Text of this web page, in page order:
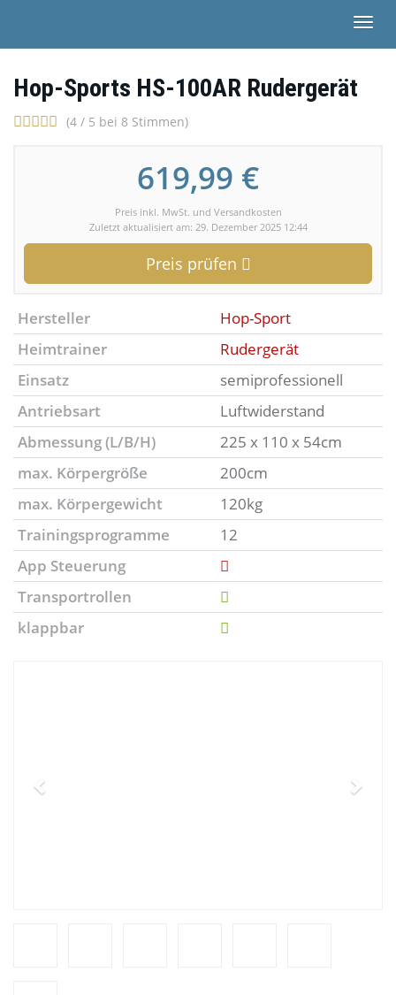
main
Hop-Sports HS-100AR Rudergerät
(4 / 5 bei 8 Stimmen)
619,99 €
Preis inkl. MwSt. und Versandkosten
Zuletzt aktualisiert am: 29. Dezember 2025 12:44
Preis prüfen
Hersteller
Hop-Sport
Heimtrainer
Rudergerät
Einsatz
semiprofessionell
Antriebsart
Luftwiderstand
Abmessung (L/B/H)
225 x 110 x 54cm
max. Körpergröße
200cm
max. Körpergewicht
120kg
Trainingsprogramme
12
App Steuerung
Transportrollen
klappbar